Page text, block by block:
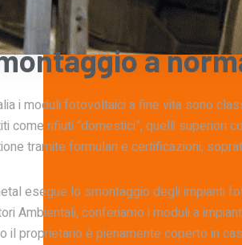
a
i moduli fotovoltaici a fine vita sono
come rifiuti “domestici”, quelli superiori
tramite formulari e certificazioni,
esegue lo smontaggio degli impianti
Ambientali, conferiamo i moduli a
il proprietario è pienamente coperto in